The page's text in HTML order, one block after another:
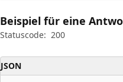
Beispiel für eine
Statuscode: 200
JSON